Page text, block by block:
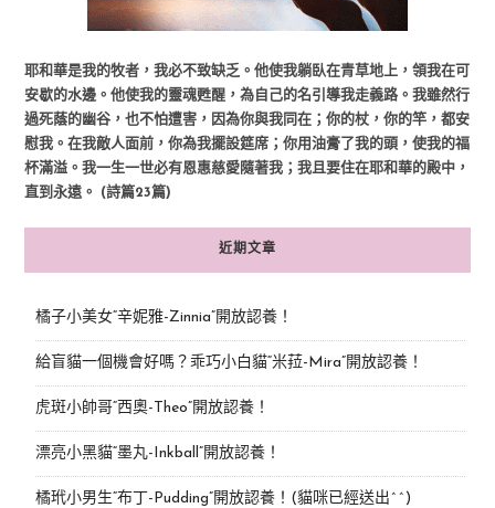
耶和華是我的牧者，我必不致缺乏。他使我躺臥在青草地上，領我在可
安歇的水邊。他使我的靈魂甦醒，為自己的名引導我走義路。我雖然行
過死蔭的幽谷，也不怕遭害，因為你與我同在；你的杖，你的竿，都安
慰我。在我敵人面前，你為我擺設筵席；你用油膏了我的頭，使我的福
杯滿溢。我一生一世必有恩惠慈愛隨著我；我且要住在耶和華的殿中，
直到永遠。 (詩篇23篇)
近期文章
橘子小美女“辛妮雅-Zinnia”開放認養！
給盲貓一個機會好嗎？乖巧小白貓“米菈-Mira”開放認養！
虎斑小帥哥“西奧-Theo”開放認養！
漂亮小黑貓“墨丸-Inkball”開放認養！
橘玳小男生“布丁-Pudding”開放認養！(貓咪已經送出^^)